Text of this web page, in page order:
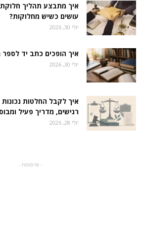
איך מתבצע תהליך חלוקת
עושים כשיש מחלוקות?
יולי 30, 2026
איך הופכים כתב יד לספר
יולי 30, 2026
איך לקבל החלטות
רגישים, מדריך פעיל
יולי 28, 2026
- פרסומת -